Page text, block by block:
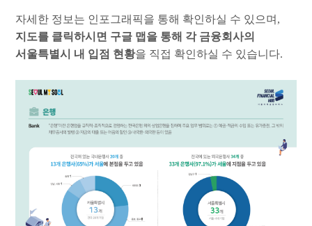
자세한 정보는 인포그래픽을 통해 확인하실 수 있으며 ,
지도를 클릭하시면 구글 맵을 통해 각 금융회사의
서울특별시 내 입점 현황을 직접 확인하실 수 있습니다.